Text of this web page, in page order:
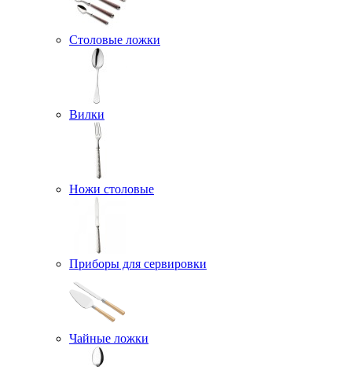
Столовые ложки
Вилки
Ножи столовые
Приборы для сервировки
Чайные ложки